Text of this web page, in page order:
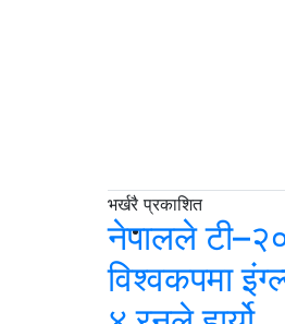
भर्खरै प्रकाशित
नेपालले
विश्वकपमा